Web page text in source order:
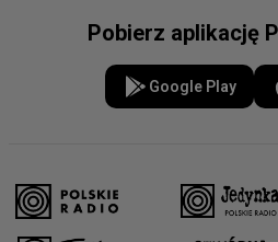
Pobierz aplikację
Google Play